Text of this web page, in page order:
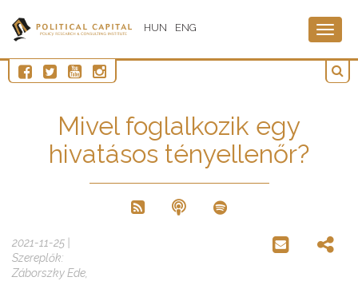
HUN ENG
Mivel foglalkozik egy
hivatásos tényellenőr?
2021-11-25 |
Szereplők:
Záborszky Ede,